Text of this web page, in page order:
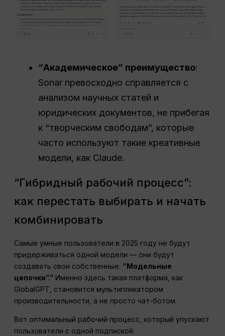
“Академическое” преимущество:
Sonar превосходно справляется с
анализом научных статей и
юридических документов, не прибегая
к “творческим свободам”, которые
часто используют такие креативные
модели, как Claude.
“Гибридный рабочий процесс”:
как перестать выбирать и начать
комбинировать
Самые умные пользователи в 2025 году не будут
придерживаться одной модели — они будут
создавать свои собственные. “Модельные
цепочки”.” Именно здесь такая платформа, как
GlobalGPT, становится мультипликатором
производительности, а не просто чат-ботом.
Вот оптимальный рабочий процесс, который упускают
пользователи с одной подпиской: